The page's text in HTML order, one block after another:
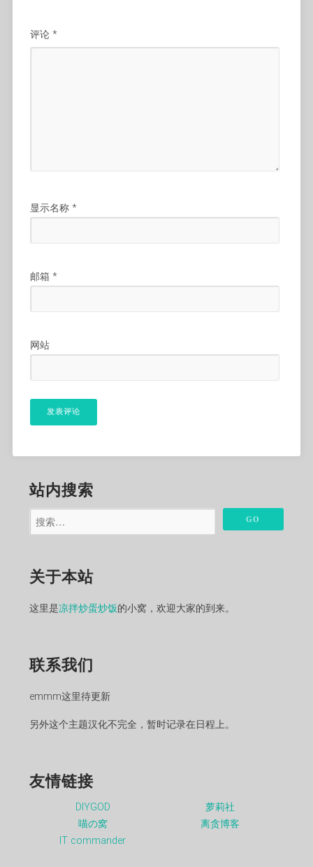
评论 *
显示名称 *
邮箱 *
网站
站内搜索
关于本站
这里是凉拌炒蛋炒饭的小窝，欢迎大家的到来。
联系我们
emmm这里待更新
另外这个主题汉化不完全，暂时记录在日程上。
友情链接
DIYGOD
喵の窝
IT commander
萝莉社
离贪博客